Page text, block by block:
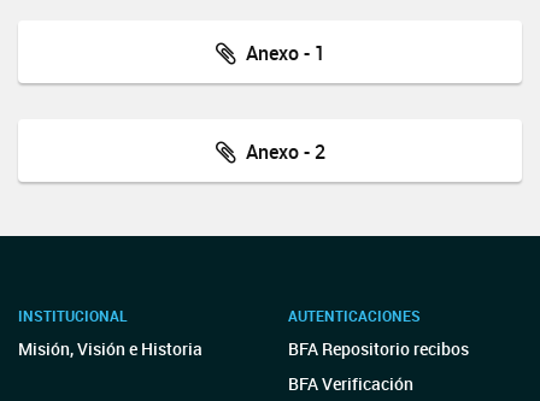
Anexo - 1
Anexo - 2
INSTITUCIONAL
Misión, Visión e Historia
AUTENTICACIONES
BFA Repositorio recibos
BFA Verificación